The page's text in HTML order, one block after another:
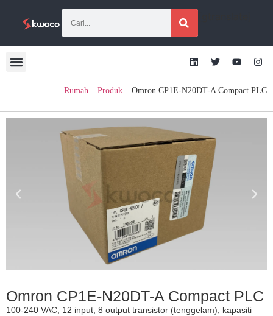
Rumah – Produk – Omron CP1E-N20DT-A Compact PLC
Omron CP1E-N20DT-A Compact PLC
100-240 VAC, 12 input, 8 output transistor (tenggelam), kapasiti